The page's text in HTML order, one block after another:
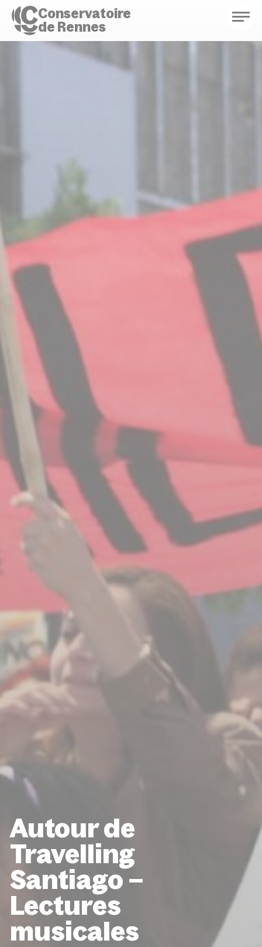
Conservatoire
de Rennes
Conservatoire de Rennes
Actions d'éducation
Bibliothèque musicale
Infos pratiques
CANDIDATURES
EXTRANET
NEWSLETTER
BILLETTERIE
Autour de
Travelling
Santiago –
Lectures
musicales